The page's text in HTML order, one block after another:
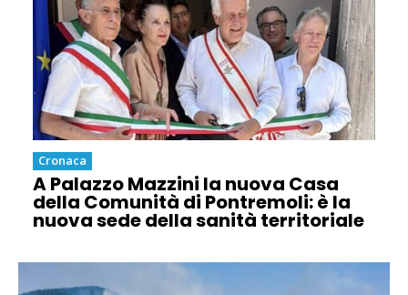
Cronaca
A Palazzo Mazzini la nuova Casa
della Comunità di Pontremoli: è la
nuova sede della sanità territoriale